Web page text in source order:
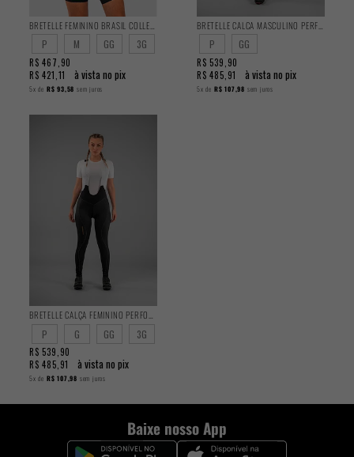
P M GG 3G
R$ 467,90
R$ 421,11
à vista no pix
5x de R$ 93,58 sem juros
P GG
R$ 539,90
R$ 485,91
à vista no pix
5x de R$ 107,98 sem juros
BRETELLE CALÇA FEMININO PERFORMANCE
P G GG 3G
R$ 539,90
R$ 485,91
à vista no pix
5x de R$ 107,98 sem juros
Baixe nosso App